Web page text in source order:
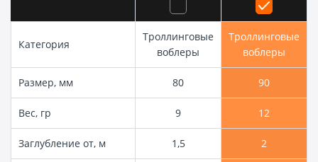
Категория
Троллинговые
воблеры
Троллинговые
воблеры
Размер, мм 80 90
Вес, гр 9 12
Заглубление от, м 1,5 2